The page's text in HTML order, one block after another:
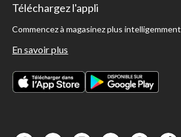
Téléchargez l'appli
Commencez à magasinez plus intelligemment
En savoir plus